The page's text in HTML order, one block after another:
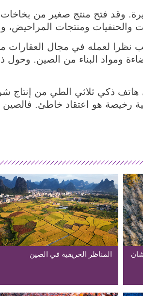
وقد فتح منتج صغير من
والحنفيات ومنتجات المراحيض،
ومواد البناء من الصين. وحول
هاتف ذكي ثلاثي الطي من إنتاج
رخيصة هو اعتقاد خاطئ.
المناظر الخريفية في الصين